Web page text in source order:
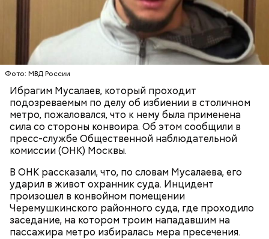
Фото: МВД России
Ибрагим Мусалаев, который проходит
подозреваемым по делу об избиении в столичном
метро, пожаловался, что к нему была применена
сила со стороны конвоира. Об этом сообщили в
пресс-службе Общественной наблюдательной
комиссии (ОНК) Москвы.
В ОНК рассказали, что, по словам Мусалаева, его
ударил в живот охранник суда. Инцидент
произошел в конвойном помещении
Черемушкинского районного суда, где проходило
заседание, на котором троим нападавшим на
пассажира метро избиралась мера пресечения.